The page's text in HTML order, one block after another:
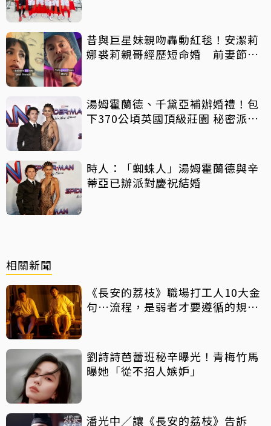
昔與巨星妹親吻轟動紅毯！安潔莉
娜裘莉親哥經歷短命婚 前妻節目
湯姆霍蘭德、千黛亞補辦婚禮！包
下370公頃英國頂級莊園 秘密派對
時人：「蜘蛛人」湯姆霍蘭德與辛
蒂亞已辦派對慶祝結婚
相關新聞
《長安的荔枝》職場打工人10大金
句…流程，是弱者才要遵循的規
劉詩詩芭蕾班秘辛曝光！青梅竹馬
曝她「從不招人嫉妒」
潘光中／讓《長安的荔枝》告訴